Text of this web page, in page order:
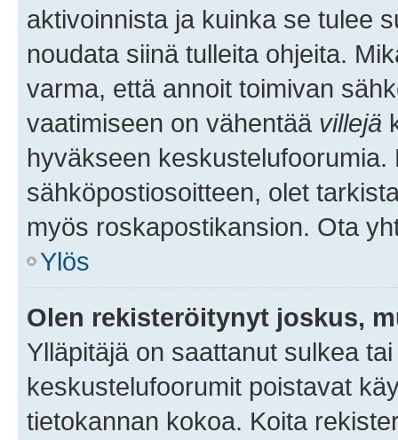
aktivoinnista ja kuinka se tulee
noudata siinä tulleita ohjeita.
varma, että annoit toimivan
vaatimiseen on vähentää villejä
hyväkseen
sähköpostiosoitteen, olet
myös roskapostikansion. Ota
Ylös
Olen rekisteröitynyt joskus,
Ylläpitäjä on saattanut sulkea
keskustelufoorumit poistavat
tietokannan kokoa. Koita